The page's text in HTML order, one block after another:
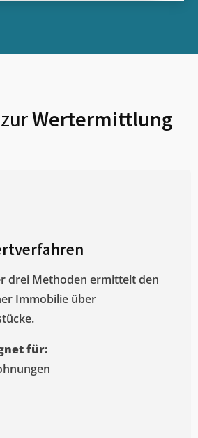
Wertermittlung
drei Methoden ermittelt den
Immobilie über
für: